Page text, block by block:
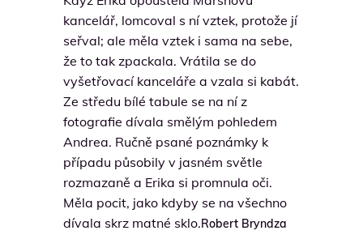
kancelář, lomcoval s ní vztek, protože jí
seřval; ale měla vztek i sama na sebe,
že to tak zpackala. Vrátila se do
vyšetřovací kanceláře a vzala si kabát.
Ze středu bílé tabule se na ní z
fotografie dívala smělým pohledem
Andrea. Ručně psané poznámky k
případu působily v jasném světle
rozmazaně a Erika si promnula oči.
Měla pocit, jako kdyby se na všechno
dívala skrz matné sklo.Robert Bryndza